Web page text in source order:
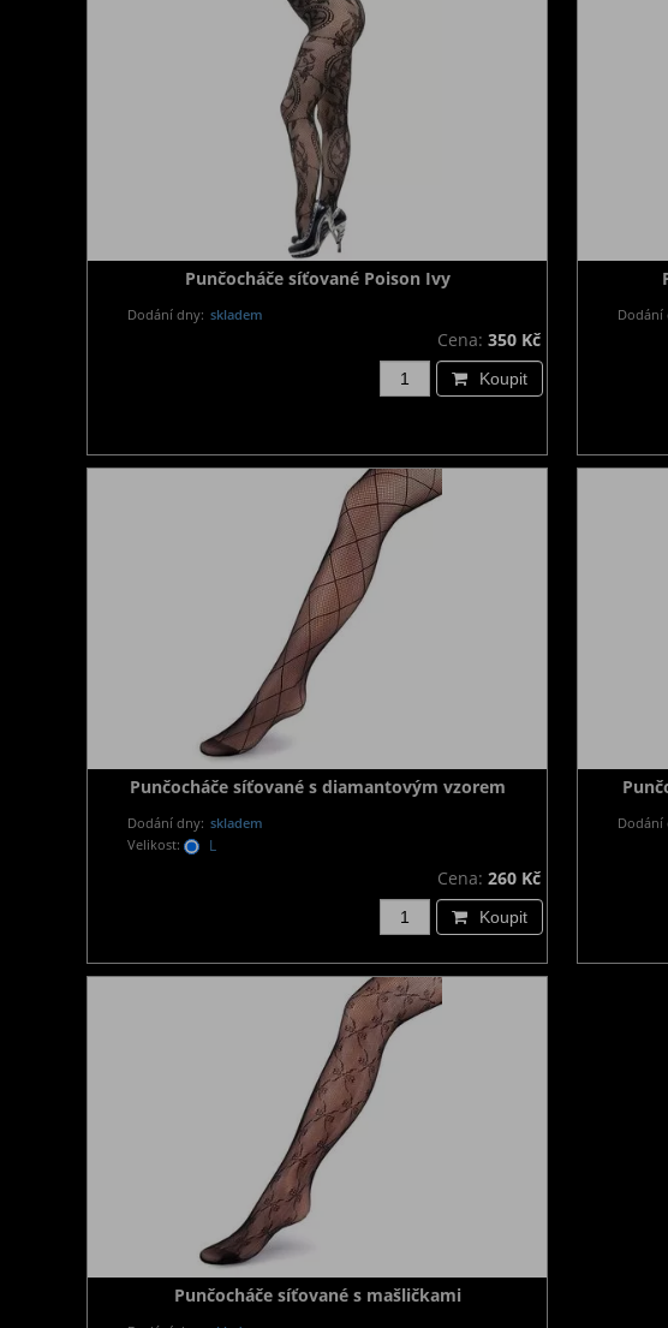
Punčocháče síťované Poison Ivy
Dodání dny: skladem
Cena: 350 Kč
Koupit
Dodání
Punčocháče síťované s diamantovým vzorem
Dodání dny: skladem
Velikost:
L
Cena: 260 Kč
Koupit
Dodání
Punčocháče síťované s mašličkami